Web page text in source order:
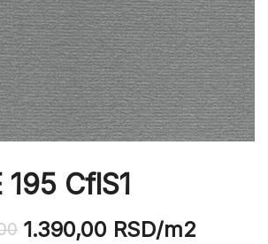
195 CflS1
1.390,00 RSD/m2